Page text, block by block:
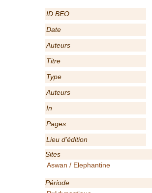
ID BEO
Date
Auteurs
Titre
Type
Auteurs
In
Pages
Lieu d’édition
Sites
Aswan / Elephantine
Période